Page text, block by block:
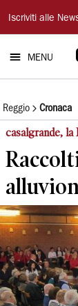
di
Reggio
Iscriviti alle
MENU
Reggio Cronaca
casalgrande, la